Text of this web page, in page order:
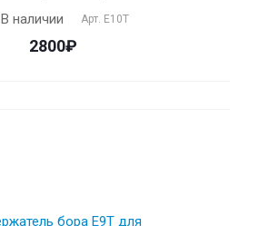
В наличии Арт. Е10Т
2800₽